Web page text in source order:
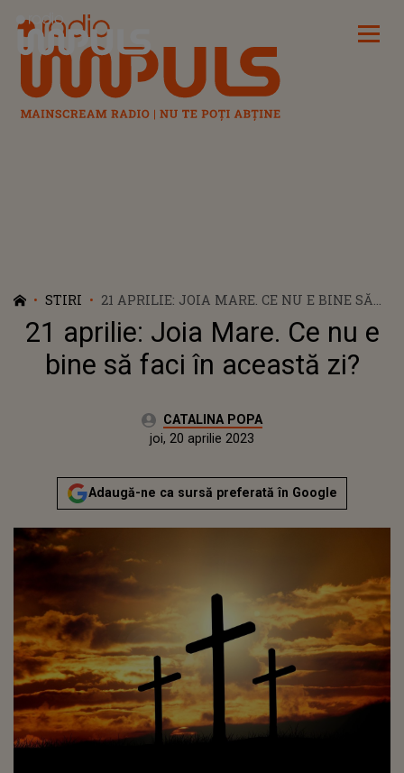
Radio Impuls
STIRI
21 APRILIE: JOIA MARE. CE NU E BINE SĂ
FACI ÎN ACEASTĂ ZI?
21 aprilie: Joia Mare. Ce nu e
bine să faci în această zi?
Autor:CATALINA POPA
miercuri, 20 aprilie 2022Actualizat:
joi, 20 aprilie 2023
Adaugă-ne ca sursă preferată în Google